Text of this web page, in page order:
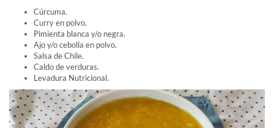
Cúrcuma.
Curry en polvo.
Pimienta blanca y/o negra.
Ajo y/o cebolla en polvo.
Salsa de Chile.
Caldo de verduras.
Levadura Nutricional.